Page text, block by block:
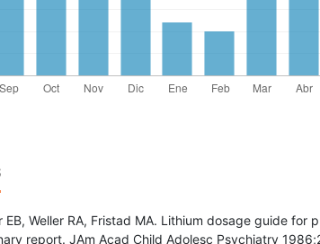
EB, Weller RA, Fristad MA. Lithium dosage guide for
report. JAm Acad Child Adolesc Psychiatry